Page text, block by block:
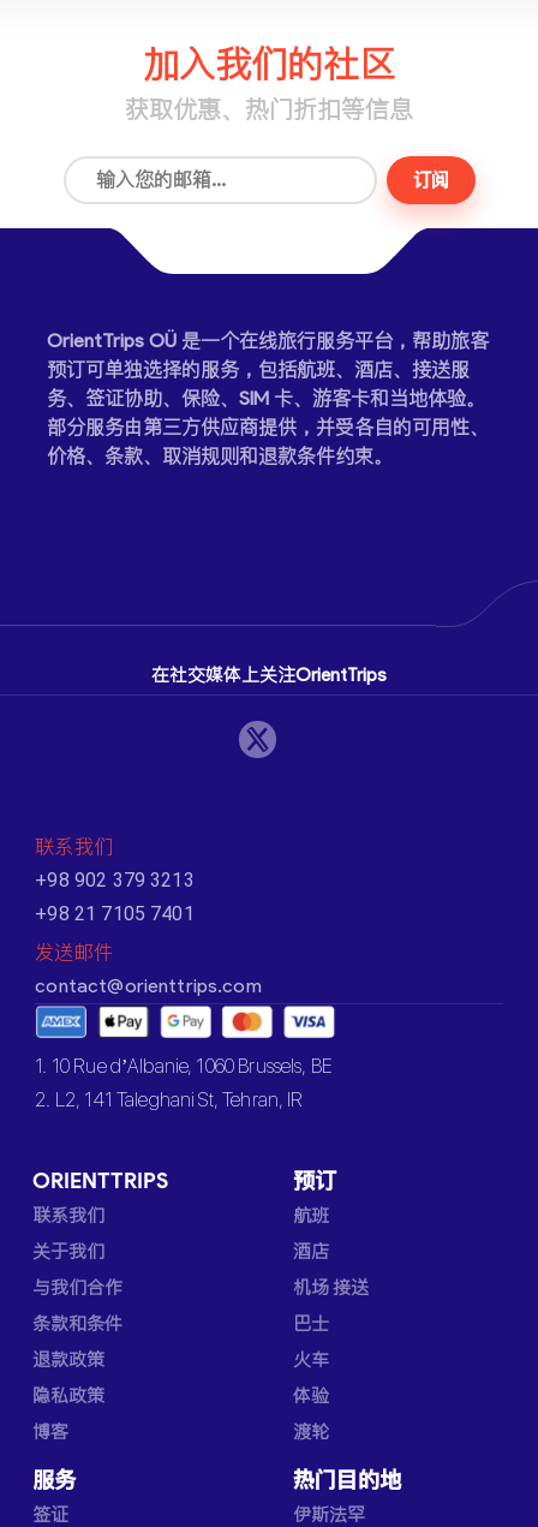
加入我们的社区
获取优惠、热门折扣等信息
订阅
OrientTrips OÜ 是一个在线旅行服务平台，帮助旅客
预订可单独选择的服务，包括航班、酒店、接送服
务、签证协助、保险、SIM 卡、游客卡和当地体验。
部分服务由第三方供应商提供，并受各自的可用性、
价格、条款、取消规则和退款条件约束。
在社交媒体上关注OrientTrips
联系我们
+98 902 379 3213
+98 21 7105 7401
发送邮件
contact@orienttrips.com
1. 10 Rue d’Albanie, 1060 Brussels, BE
2. L2, 141 Taleghani St, Tehran, IR
ORIENTTRIPS
联系我们
关于我们
与我们合作
条款和条件
退款政策
隐私政策
博客
预订
航班
酒店
机场 接送
巴士
火车
体验
渡轮
服务
签证
热门目的地
伊斯法罕